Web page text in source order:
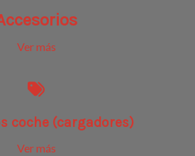
Ver más
coche (cargadores)
Ver más